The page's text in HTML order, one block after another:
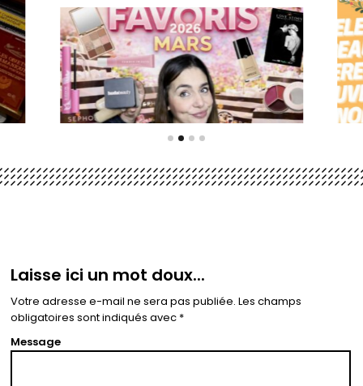
Laisse ici un mot doux...
Votre adresse e-mail ne sera pas publiée. Les champs
obligatoires sont indiqués avec *
Message